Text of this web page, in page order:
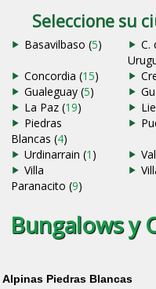
Seleccione su
Basavilbaso (5)
C.
Concordia (15)
Gualeguay (5)
La Paz (19)
Piedras
Blancas (4)
Urdinarrain (1 )
Villa
Paranacito (9)
Bungalows y
Alpinas Piedras Blancas